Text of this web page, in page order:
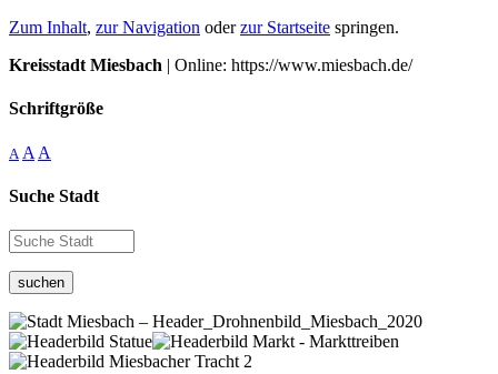
Zum Inhalt, zur Navigation oderzur Startseite springen.
Kreisstadt Miesbach | Online: https://www.miesbach.de/
Schriftgröße
A A A
Suche Stadt
suchen